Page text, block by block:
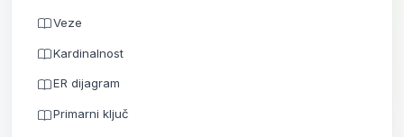
Veze
Kardinalnost
ER dijagram
Primarni ključ